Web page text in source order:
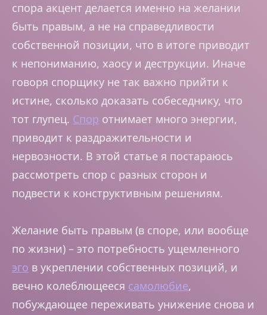
спора акцент делается именно на желании
быть правым, а не на справедливости
собственной позиции, что в итоге приводит
к непониманию, хаосу и деструкции. Иначе
говоря спорщику не так важно прийти к
истине, сколько доказать собеседнику, что
тот глупец. Спор отнимает много энергии,
приводит к раздражительности и
нервозности. В этой статье я постараюсь
рассмотреть спор с разных сторон и
подвести к конструктивным решениям.
Желание быть правым (в споре, или вообще
по жизни) – это потребность ущемленного
эго в укреплении собственных позиций, и
вечно колеблющееся самолюбие,
побуждающее переживать унижение снова и